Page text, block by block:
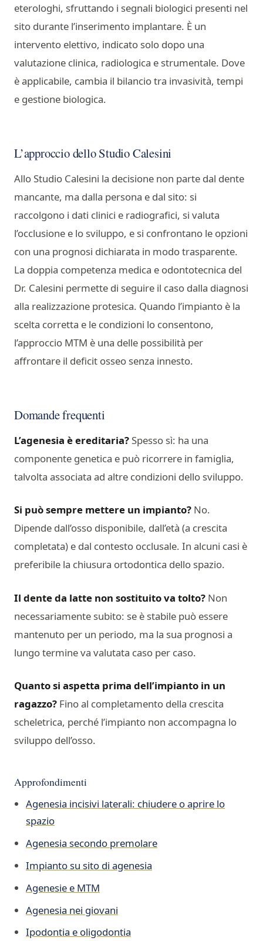
eterologhi, sfruttando i segnali biologici presenti nel
sito durante l’inserimento implantare. È un
intervento elettivo, indicato solo dopo una
valutazione clinica, radiologica e strumentale. Dove
è applicabile, cambia il bilancio tra invasività, tempi
e gestione biologica.
L’approccio dello Studio Calesini
Allo Studio Calesini la decisione non parte dal dente
mancante, ma dalla persona e dal sito: si
raccolgono i dati clinici e radiografici, si valuta
l’occlusione e lo sviluppo, e si confrontano le opzioni
con una prognosi dichiarata in modo trasparente.
La doppia competenza medica e odontotecnica del
Dr. Calesini permette di seguire il caso dalla diagnosi
alla realizzazione protesica. Quando l’impianto è la
scelta corretta e le condizioni lo consentono,
l’approccio MTM è una delle possibilità per
affrontare il deficit osseo senza innesto.
Domande frequenti
L’agenesia è ereditaria? Spesso sì: ha una
componente genetica e può ricorrere in famiglia,
talvolta associata ad altre condizioni dello sviluppo.
Si può sempre mettere un impianto? No.
Dipende dall’osso disponibile, dall’età (a crescita
completata) e dal contesto occlusale. In alcuni casi è
preferibile la chiusura ortodontica dello spazio.
Il dente da latte non sostituito va tolto? Non
necessariamente subito: se è stabile può essere
mantenuto per un periodo, ma la sua prognosi a
lungo termine va valutata caso per caso.
Quanto si aspetta prima dell’impianto in un
ragazzo? Fino al completamento della crescita
scheletrica, perché l’impianto non accompagna lo
sviluppo dell’osso.
Approfondimenti
Agenesia incisivi laterali: chiudere o aprire lo
spazio
Agenesia secondo premolare
Impianto su sito di agenesia
Agenesie e MTM
Agenesia nei giovani
Ipodontia e oligodontia